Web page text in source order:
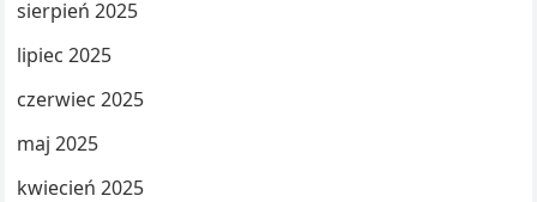
sierpień 2025
lipiec 2025
czerwiec 2025
maj 2025
kwiecień 2025